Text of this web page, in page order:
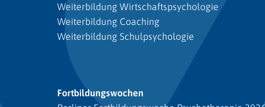
Weiterbildung Wirtschaftspsychologie
Weiterbildung Coaching
Weiterbildung Schulpsychologie
Fortbildungswochen